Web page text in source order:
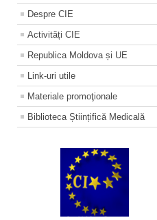
Despre CIE
Activități CIE
Republica Moldova și UE
Link-uri utile
Materiale promoţionale
Biblioteca Științifică Medicală